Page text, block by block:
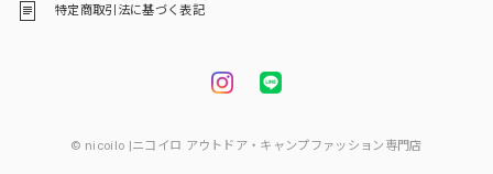
特定商取引法に基づく表記
© nicoilo |ニコイロ アウトドア・キャンプファッション専門店